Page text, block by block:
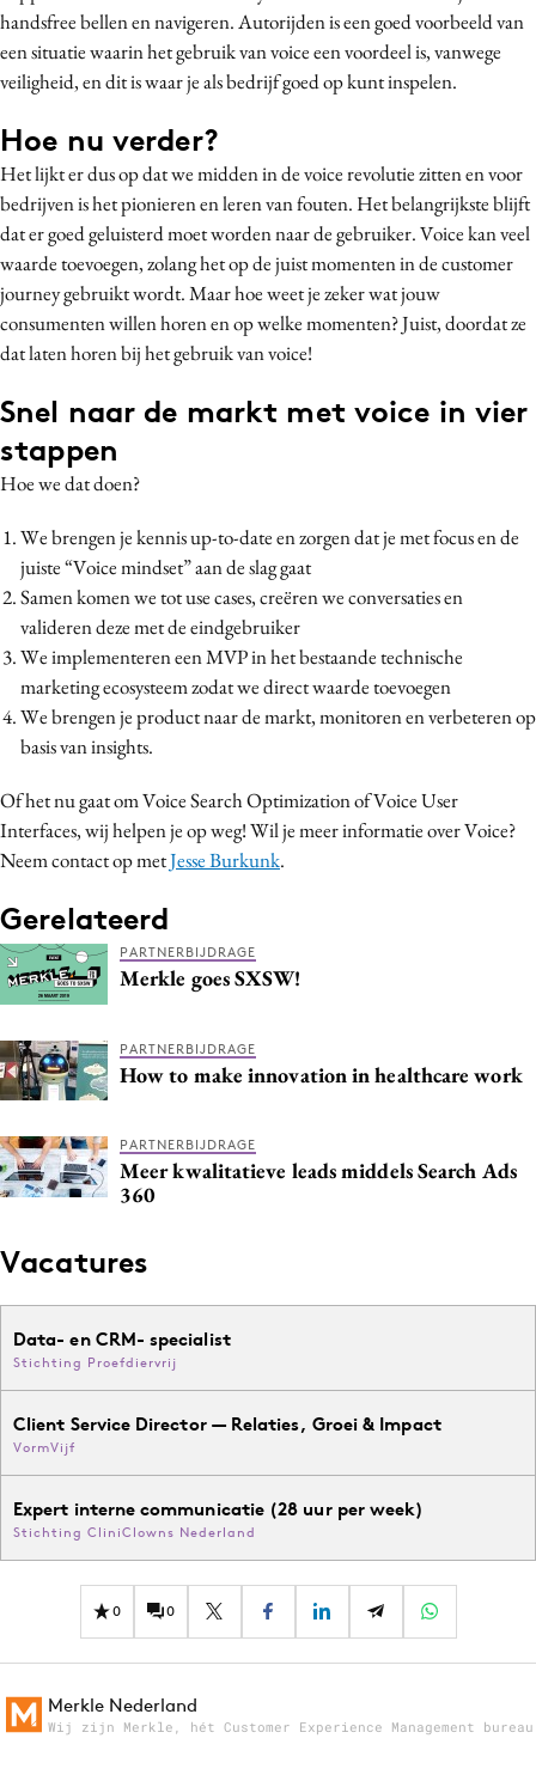
handsfree bellen en navigeren. Autorijden is een goed voorbeeld van
een situatie waarin het gebruik van voice een voordeel is, vanwege
veiligheid, en dit is waar je als bedrijf goed op kunt inspelen.
Hoe nu verder?
Het lijkt er dus op dat we midden in de voice revolutie zitten en voor
bedrijven is het pionieren en leren van fouten. Het belangrijkste blijft
dat er goed geluisterd moet worden naar de gebruiker. Voice kan veel
waarde toevoegen, zolang het op de juist momenten in de customer
journey gebruikt wordt. Maar hoe weet je zeker wat jouw
consumenten willen horen en op welke momenten? Juist, doordat ze
dat laten horen bij het gebruik van voice!
Snel naar de markt met voice in vier
stappen
Hoe we dat doen?
We brengen je kennis up-to-date en zorgen dat je met focus en de
juiste “Voice mindset” aan de slag gaat
Samen komen we tot use cases, creëren we conversaties en
valideren deze met de eindgebruiker
We implementeren een MVP in het bestaande technische
marketing ecosysteem zodat we direct waarde toevoegen
We brengen je product naar de markt, monitoren en verbeteren op
basis van insights.
Of het nu gaat om Voice Search Optimization of Voice User
Interfaces, wij helpen je op weg! Wil je meer informatie over Voice?
Neem contact op metJesse Burkunk.
Gerelateerd
PARTNERBIJDRAGE
Merkle goes SXSW!
PARTNERBIJDRAGE
How to make innovation in healthcare work
PARTNERBIJDRAGE
Meer kwalitatieve leads middels Search Ads
360
Vacatures
Data- en CRM- specialist
Stichting Proefdiervrij
Client Service Director — Relaties, Groei & Impact
VormVijf
Expert interne communicatie (28 uur per week)
Stichting CliniClowns Nederland
0 0
Merkle Nederland
Wij zijn Merkle, hét Customer Experience Management bureau